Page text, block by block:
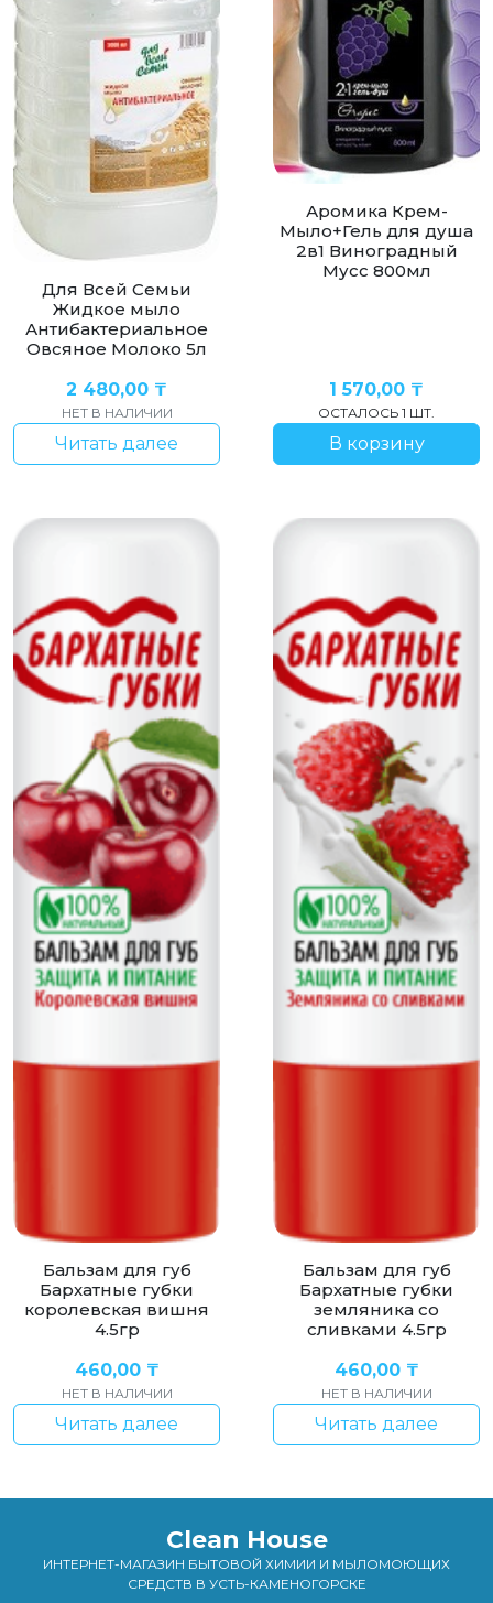
Для Всей Семьи
Жидкое мыло
Антибактериальное
Овсяное Молоко 5л
2 480,00 ₸
НЕТ В НАЛИЧИИ
Читать далее
Аромика Крем-
Мыло+Гель для душа
2в1 Виноградный
Мусс 800мл
1 570,00 ₸
ОСТАЛОСЬ 1 ШТ.
В корзину
Бальзам для губ
Бархатные губки
королевская вишня
4.5гр
460,00 ₸
НЕТ В НАЛИЧИИ
Читать далее
Бальзам для губ
Бархатные губки
земляника со
сливками 4.5гр
460,00 ₸
НЕТ В НАЛИЧИИ
Читать далее
Clean House
ИНТЕРНЕТ-МАГАЗИН БЫТОВОЙ ХИМИИ И МЫЛОМОЮЩИХ
СРЕДСТВ В УСТЬ-КАМЕНОГОРСКЕ